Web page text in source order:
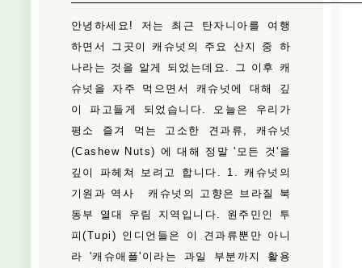
안녕하세요! 저는 최근 탄자니아를 여행
하면서 그곳이 캐슈넛의 주요 산지 중 하
나라는 것을 알게 되었는데요. 그 이후 캐
슈넛을 자주 먹으면서 캐슈넛에 대해 깊
이 파고들게 되었습니다. 오늘은 우리가
평소 즐겨 먹는 고소한 견과류, 캐슈넛
(Cashew Nuts) 에 대해 정말 '모든 것'을
깊이 파헤쳐 보려고 합니다. 1. 캐슈넛의
기원과 역사 캐슈넛의 고향은 브라질 북
동부 열대 우림 지역입니다. 원주민인 투
피(Tupi) 인디언들은 이 견과류뿐만 아니
라 '캐슈애플'이라는 과일 부분까지 활용